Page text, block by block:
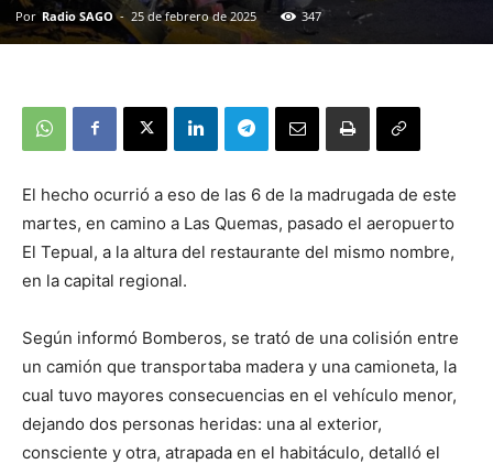
Por Radio SAGO - 25 de febrero de 2025 347
El hecho ocurrió a eso de las 6 de la madrugada de este
martes, en camino a Las Quemas, pasado el aeropuerto
El Tepual, a la altura del restaurante del mismo nombre,
en la capital regional.
Según informó Bomberos, se trató de una colisión entre
un camión que transportaba madera y una camioneta, la
cual tuvo mayores consecuencias en el vehículo menor,
dejando dos personas heridas: una al exterior,
consciente y otra, atrapada en el habitáculo, detalló el